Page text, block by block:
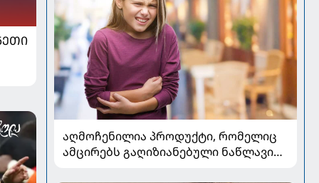
აღმოჩენილია პროდუქტი, რომელიც
ამცირებს გაღიზიანებული ნაწლავის